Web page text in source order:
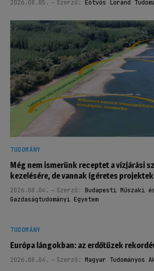
2026.08.05. Szerző: Eötvös Loránd
TUDOMÁNY
Még nem ismerünk receptet a vízjárási
kezelésére, de vannak ígéretes projektek
2026.08.04. Szerző: Budapesti Műszaki
Gazdaságtudományi Egyetem
TUDOMÁNY
Európa lángokban: az erdőtüzek
2026.08.04. Szerző: Magyar Tudományos